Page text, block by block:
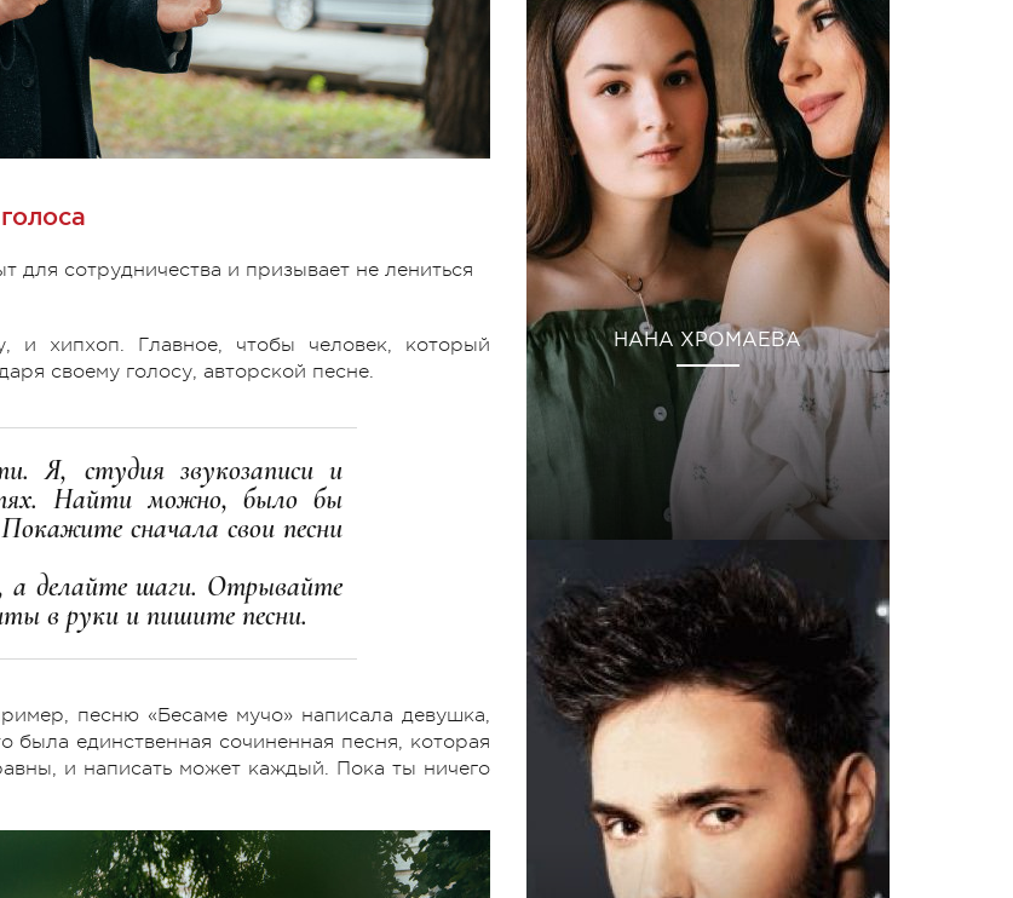
сотрудничества и призывает не лениться
хипхоп. Главное, чтобы человек, который
своему голосу, авторской песне.
Я, студия звукозаписи и
Найти можно, было бы
сначала свои песни
а делайте шаги. Отрывайте
в руки и пишите песни.
песню «Бесаме мучо» написала девушка,
была единственная сочиненная песня, которая
и написать может каждый. Пока ты ничего
НАНА ХРОМАЕВА